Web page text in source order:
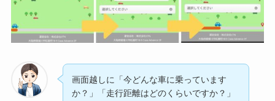
画面越しに「今どんな車に乗っています
か？」「走行距離はどのくらいですか？」